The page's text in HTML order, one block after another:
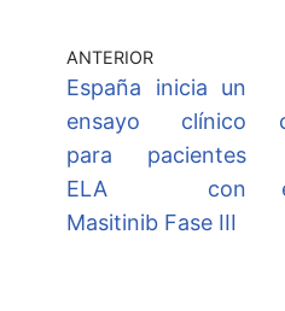
ANTERIOR
España inicia un
ensayo clínico
para pacientes
ELA con
Masitinib Fase III